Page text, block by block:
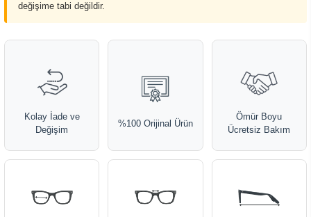
değişime tabi değildir.
Kolay İade ve
Değişim
%100 Orijinal Ürün
Ömür Boyu
Ücretsiz Bakım